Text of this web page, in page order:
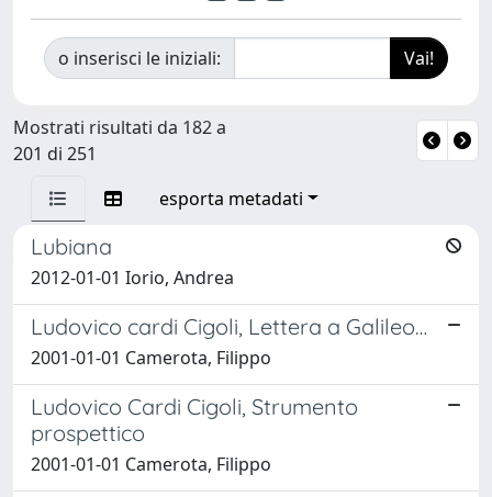
o inserisci le iniziali:
Mostrati risultati da 182 a
201 di 251
esporta metadati
Lubiana
2012-01-01 Iorio, Andrea
Ludovico cardi Cigoli, Lettera a Galileo…
2001-01-01 Camerota, Filippo
Ludovico Cardi Cigoli, Strumento
prospettico
2001-01-01 Camerota, Filippo